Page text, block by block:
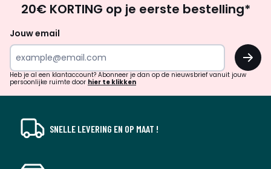
zoek
inspiratie
verrassingen?
20€ KORTING op je eerste bestelling*
Jouw email
OK
Heb je al een klantaccount? Abonneer je dan op de nieuwsbrief vanuit jouw
persoonlijke ruimte door hier te klikken
SNELLE LEVERING EN OP MAAT !